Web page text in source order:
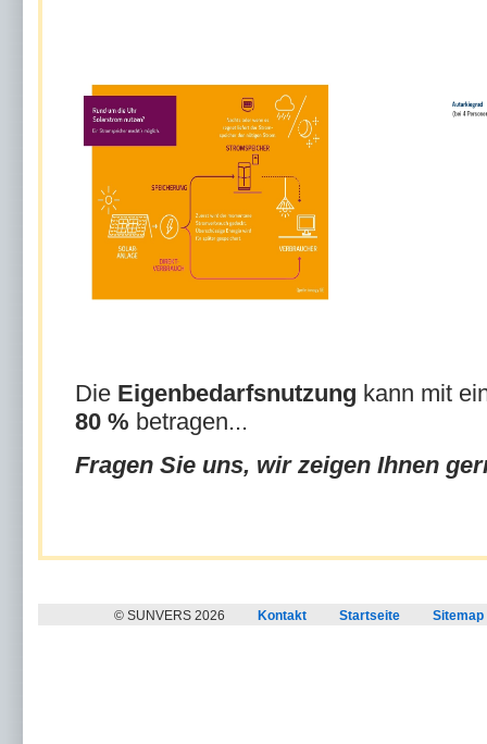
Die Eigenbedarfsnutzung kann mit
80 % betragen...
Fragen Sie uns, wir zeigen Ihnen
© SUNVERS 2026 Kontakt Startseite Sitemap